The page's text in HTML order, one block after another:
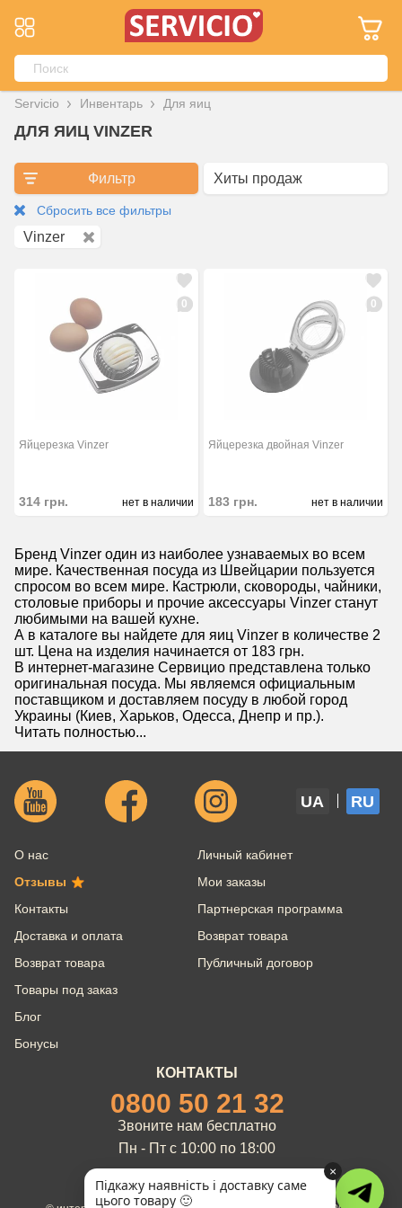
Servicio Инвентарь Для яиц
ДЛЯ ЯИЦ VINZER
Фильтр
Сбросить все фильтры
Vinzer
0
Яйцерезка Vinzer
314 грн. нет в наличии
0
Яйцерезка двойная Vinzer
183 грн. нет в наличии
Бренд Vinzer один из наиболее узнаваемых во всем
мире. Качественная посуда из Швейцарии пользуется
спросом во всем мире. Кастрюли, сковороды, чайники,
столовые приборы и прочие аксессуары Vinzer станут
любимыми на вашей кухне.
А в каталоге вы найдете для яиц Vinzer в количестве 2
шт. Цена на изделия начинается от 183 грн.
В интернет-магазине Сервицио представлена только
оригинальная посуда. Мы являемся официальным
поставщиком и доставляем посуду в любой город
Украины (Киев, Харьков, Одесса, Днепр и пр.).
Читать полностью...
UA RU
О нас
Отзывы
Контакты
Доставка и оплата
Возврат товара
Товары под заказ
Блог
Бонусы
Личный кабинет
Мои заказы
Партнерская программа
Возврат товара
Публичный договор
КОНТАКТЫ
0800 50 21 32
Звоните нам бесплатно
Пн - Пт с 10:00 по 18:00
Підкажу наявність і доставку саме
цього товару 🙂
×